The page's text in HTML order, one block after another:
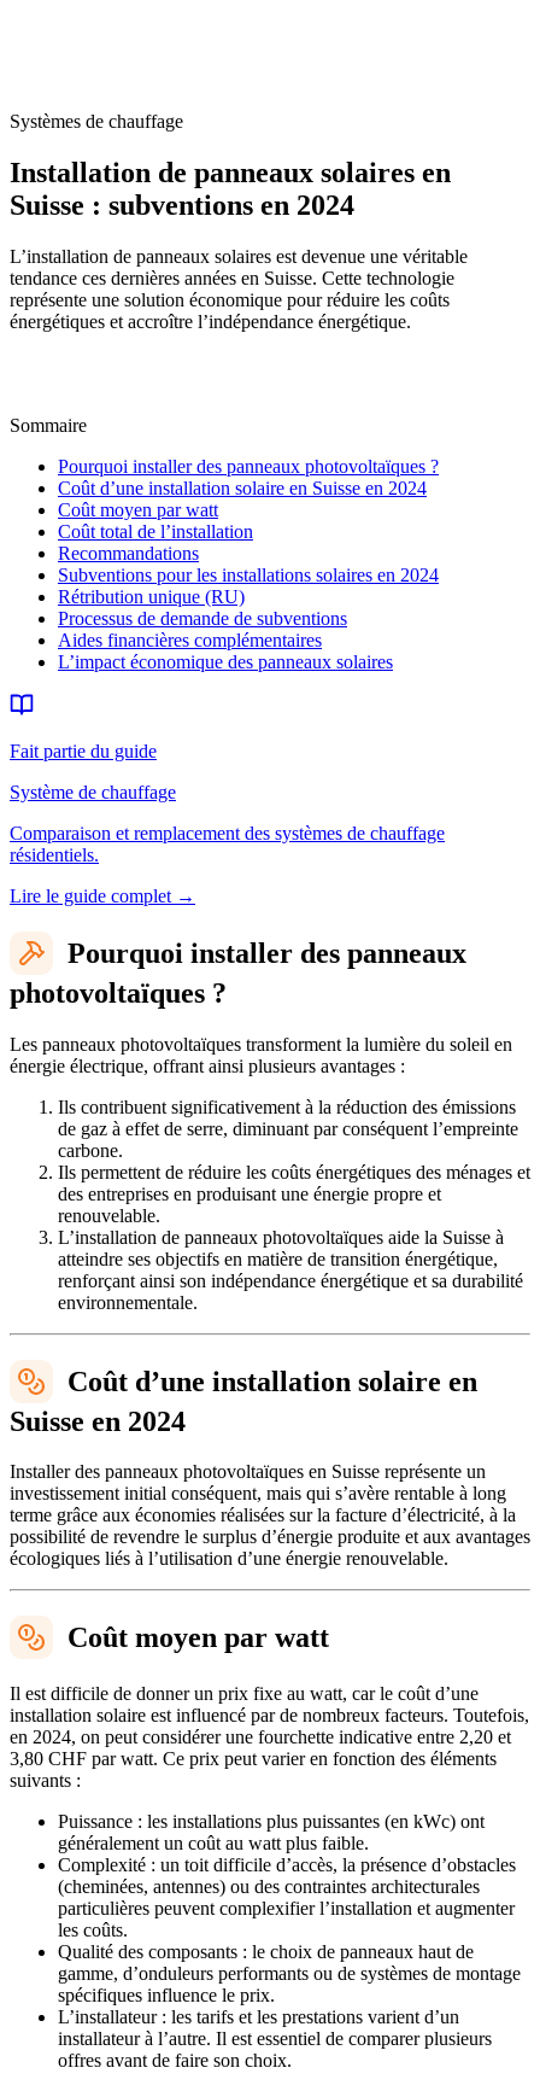
Systèmes de chauffage
Installation de panneaux solaires en
Suisse : subventions en 2024
L’installation de panneaux solaires est devenue une véritable
tendance ces dernières années en Suisse. Cette technologie
représente une solution économique pour réduire les coûts
énergétiques et accroître l’indépendance énergétique.
Sommaire
Pourquoi installer des panneaux photovoltaïques ?
Coût d’une installation solaire en Suisse en 2024
Coût moyen par watt
Coût total de l’installation
Recommandations
Subventions pour les installations solaires en 2024
Rétribution unique (RU)
Processus de demande de subventions
Aides financières complémentaires
L’impact économique des panneaux solaires
Fait partie du guide
Système de chauffage
Comparaison et remplacement des systèmes de chauffage
résidentiels.
Lire le guide complet →
Pourquoi installer des panneaux
photovoltaïques ?
Les panneaux photovoltaïques transforment la lumière du soleil en
énergie électrique, offrant ainsi plusieurs avantages :
Ils contribuent significativement à la réduction des émissions
de gaz à effet de serre, diminuant par conséquent l’empreinte
carbone.
Ils permettent de réduire les coûts énergétiques des ménages et
des entreprises en produisant une énergie propre et
renouvelable.
L’installation de panneaux photovoltaïques aide la Suisse à
atteindre ses objectifs en matière de transition énergétique,
renforçant ainsi son indépendance énergétique et sa durabilité
environnementale.
Coût d’une installation solaire en
Suisse en 2024
Installer des panneaux photovoltaïques en Suisse représente un
investissement initial conséquent, mais qui s’avère rentable à long
terme grâce aux économies réalisées sur la facture d’électricité, à la
possibilité de revendre le surplus d’énergie produite et aux avantages
écologiques liés à l’utilisation d’une énergie renouvelable.
Coût moyen par watt
Il est difficile de donner un prix fixe au watt, car le coût d’une
installation solaire est influencé par de nombreux facteurs. Toutefois,
en 2024, on peut considérer une fourchette indicative entre 2,20 et
3,80 CHF par watt. Ce prix peut varier en fonction des éléments
suivants :
Puissance : les installations plus puissantes (en kWc) ont
généralement un coût au watt plus faible.
Complexité : un toit difficile d’accès, la présence d’obstacles
(cheminées, antennes) ou des contraintes architecturales
particulières peuvent complexifier l’installation et augmenter
les coûts.
Qualité des composants : le choix de panneaux haut de
gamme, d’onduleurs performants ou de systèmes de montage
spécifiques influence le prix.
L’installateur : les tarifs et les prestations varient d’un
installateur à l’autre. Il est essentiel de comparer plusieurs
offres avant de faire son choix.